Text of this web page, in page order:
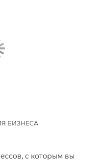
БИЗНЕСА
с которым вы